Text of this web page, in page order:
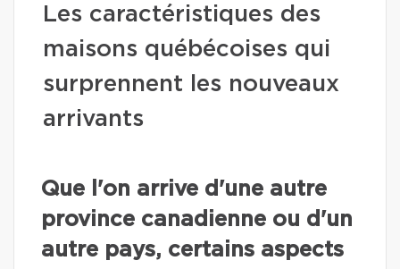
Les caractéristiques des
maisons québécoises qui
surprennent les nouveaux
arrivants
Que l'on arrive d'une autre
province canadienne ou d'un
autre pays, certains aspects